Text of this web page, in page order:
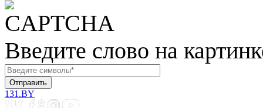
Введите слово на
131.BY